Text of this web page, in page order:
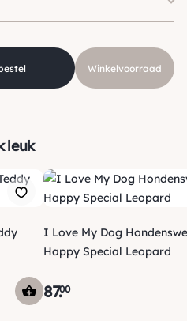
Winkelvoorraad
leuk
I Love My Dog
Happy Special Leopard
87.00